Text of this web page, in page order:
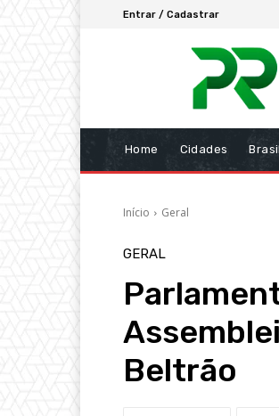
Entrar / Cadastrar
Home Cidades Brasil
Início Geral
GERAL
Beltrão